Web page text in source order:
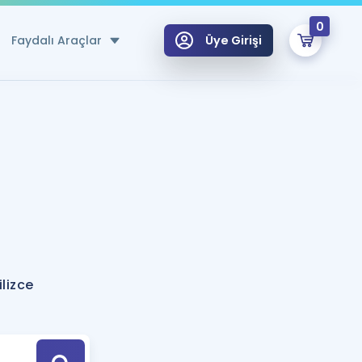
Faydalı Araçlar
Hesaplama Aracı
için Öneriler
Tek Takvimde
Üye Girişi
0